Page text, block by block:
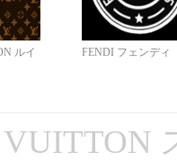
ルイ
FENDI フェンディ